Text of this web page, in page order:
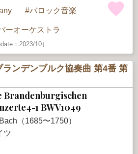
バロック音楽
ーオーケストラ
：2023/10）
ランデンブルク協奏曲 第4番 第
Brandenburgischen
1 BWV1049
（1685〜1750）
ツ